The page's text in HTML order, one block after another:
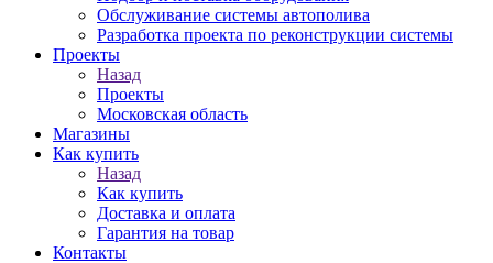
Обслуживание системы автополива
Разработка проекта по реконструкции системы
Проекты
Назад
Проекты
Московская область
Магазины
Как купить
Назад
Как купить
Доставка и оплата
Гарантия на товар
Контакты